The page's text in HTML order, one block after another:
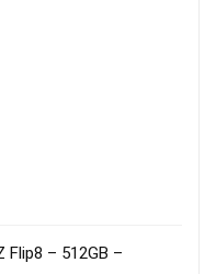
Flip8 – 512GB –